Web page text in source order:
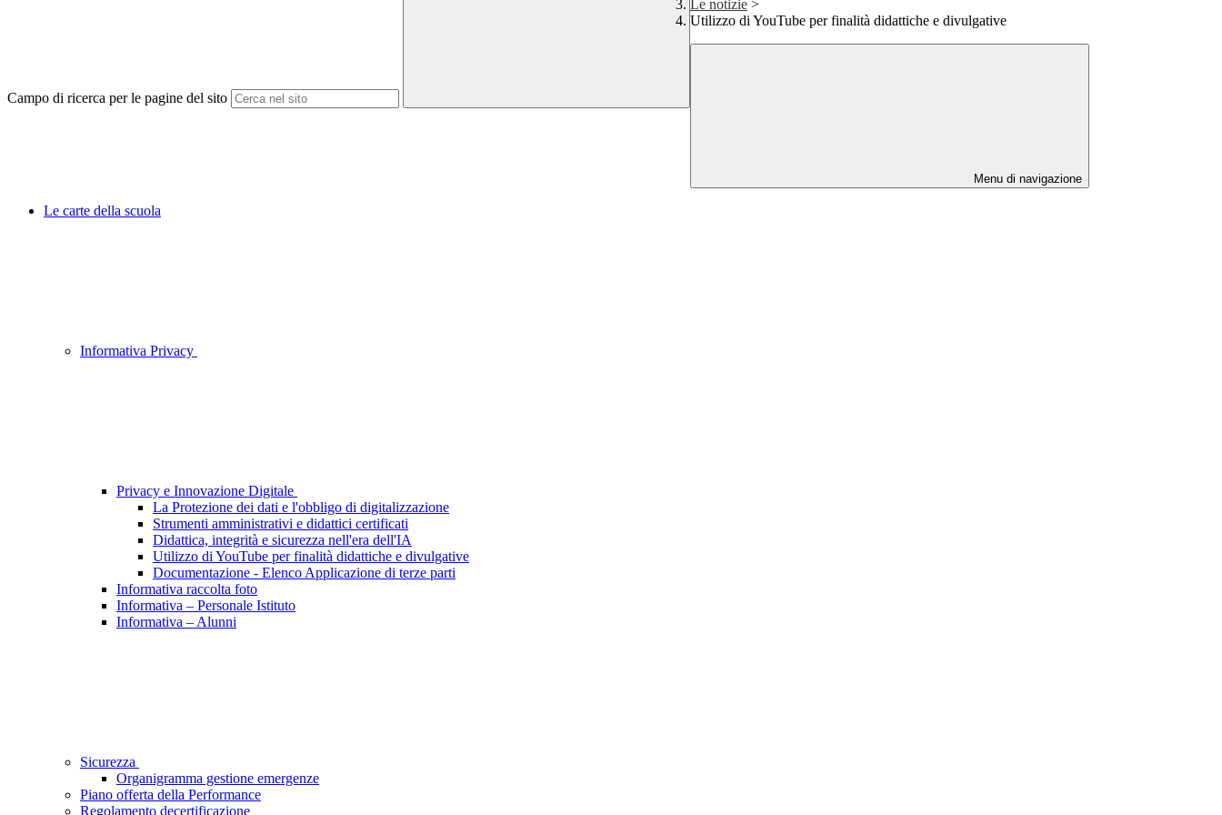
Campo di ricerca per le pagine del sito
Le notizie >
Utilizzo di YouTube per finalità didattiche e divulgative
Menu di navigazione
Le carte della scuola
Informativa Privacy
Privacy e Innovazione Digitale
La Protezione dei dati e l'obbligo di digitalizzazione
Strumenti amministrativi e didattici certificati
Didattica, integrità e sicurezza nell'era dell'IA
Utilizzo di YouTube per finalità didattiche e divulgative
Documentazione - Elenco Applicazione di terze parti
Informativa raccolta foto
Informativa – Personale Istituto
Informativa – Alunni
Sicurezza
Organigramma gestione emergenze
Piano offerta della Performance
Regolamento decertificazione